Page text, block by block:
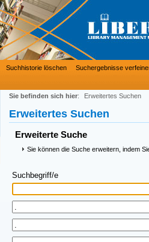
Suchhistorie löschen Suchergebnisse
Sie befinden sich hier: Erweitertes Suchen
Erweitertes Suchen
Erweiterte Suche
Sie können die Suche erweitern, indem
Suchbegriff/e